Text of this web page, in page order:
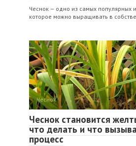
Чеснок — одно из самых популярных
которое можно выращивать в
Чеснок
Чеснок становится
что делать и что
процесс